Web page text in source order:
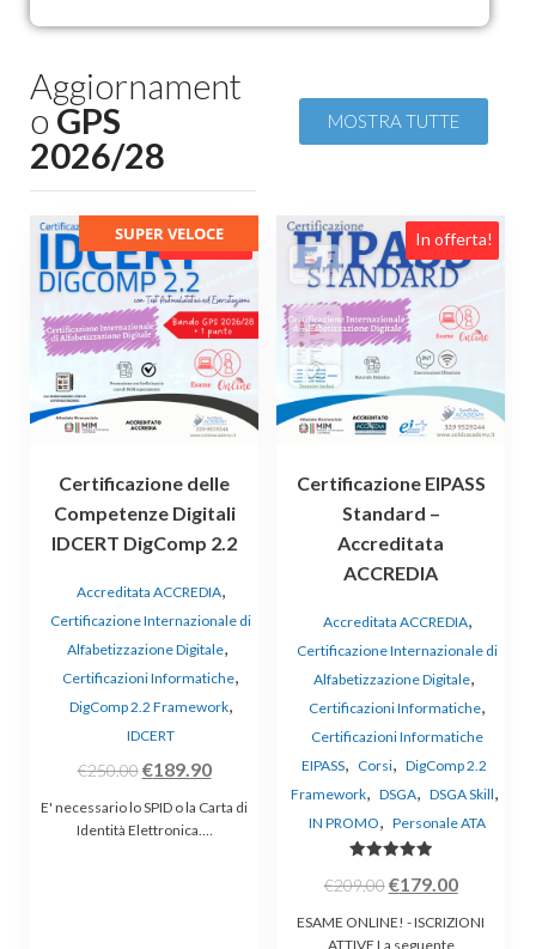
Aggiornament
o GPS
2026/28
MOSTRA TUTTE
In offerta!
SUPER VELOCE
Certificazione delle
Competenze Digitali
IDCERT DigComp 2.2
Accreditata ACCREDIA,
Certificazione Internazionale di
Alfabetizzazione Digitale,
Certificazioni Informatiche,
DigComp 2.2 Framework,
IDCERT
€250.00 €189.90
E' necessario lo SPID o la Carta di
Identità Elettronica.…
In offerta!
Certificazione EIPASS
Standard –
Accreditata
ACCREDIA
Accreditata ACCREDIA,
Certificazione Internazionale di
Alfabetizzazione Digitale,
Certificazioni Informatiche,
Certificazioni Informatiche
EIPASS, Corsi, DigComp 2.2
Framework, DSGA, DSGA Skill,
IN PROMO, Personale ATA
5.00
€209.00€179.00
ESAME ONLINE! - ISCRIZIONI
ATTIVE La seguente